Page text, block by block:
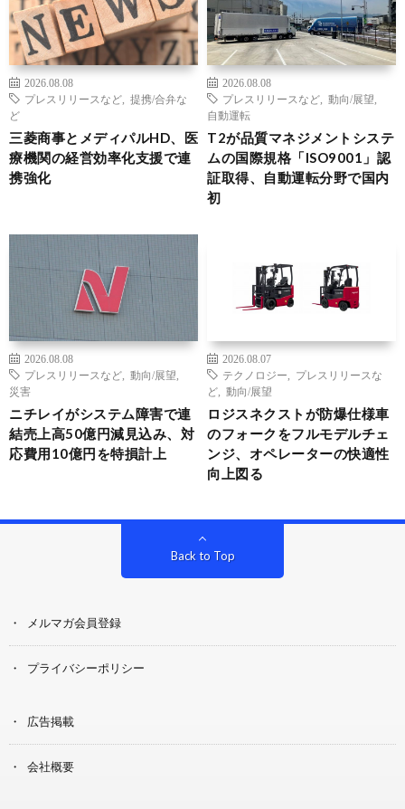
2026.08.08
プレスリリースなど
提携/合弁な
ど
三菱商事とメディパルHD、医
療機関の経営効率化支援で連
携強化
2026.08.08
プレスリリースなど
動向/展望
自動運転
T2が品質マネジメントシステ
ムの国際規格「ISO9001」認
証取得、自動運転分野で国内
初
2026.08.08
プレスリリースなど
動向/展望
災害
ニチレイがシステム障害で連
結売上高50億円減見込み、対
応費用10億円を特損計上
2026.08.07
テクノロジー
プレスリリースな
ど
動向/展望
ロジスネクストが防爆仕様車
のフォークをフルモデルチェ
ンジ、オペレーターの快適性
向上図る
Back to Top
メルマガ会員登録
プライバシーポリシー
広告掲載
会社概要